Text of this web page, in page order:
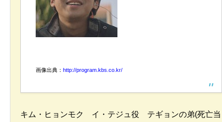
画像出典： http://program.kbs.co.kr/
キム・ヒョンモク イ・テジュ役 テギョンの弟(死亡当